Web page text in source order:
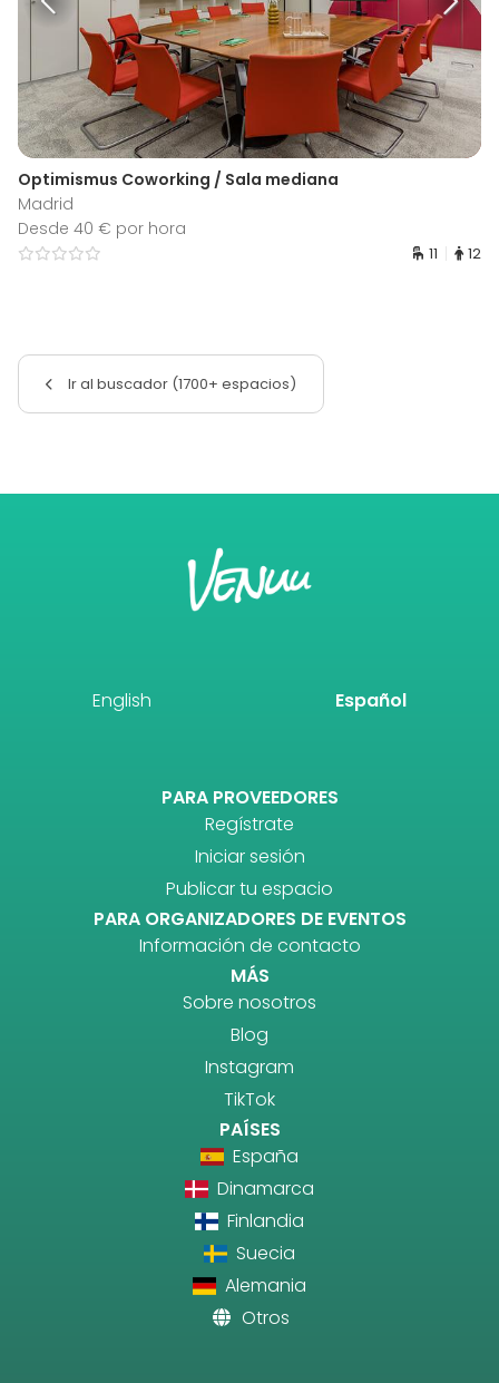
Optimismus Coworking / Sala mediana
Madrid
Desde 40 € por hora
11 12
Ir al buscador (1700+ espacios)
English Español
PARA PROVEEDORES
Regístrate
Iniciar sesión
Publicar tu espacio
PARA ORGANIZADORES DE EVENTOS
Información de contacto
MÁS
Sobre nosotros
Blog
Instagram
TikTok
PAÍSES
España
Dinamarca
Finlandia
Suecia
Alemania
Otros